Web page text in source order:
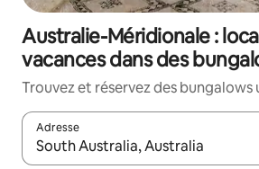
Australie-Méridionale :
vacances dans des
Trouvez et réservez des bungalows
Adresse
Lorsque les résultats s'affichent,